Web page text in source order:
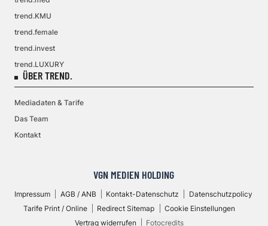
trend.KMU
trend.female
trend.invest
trend.LUXURY
ÜBER TREND.
Mediadaten & Tarife
Das Team
Kontakt
VGN MEDIEN HOLDING
Impressum AGB / ANB Kontakt-Datenschutz
Datenschutzpolicy
Tarife Print / Online
Redirect Sitemap
Cookie Einstellungen
Vertrag widerrufen
Fotocredits